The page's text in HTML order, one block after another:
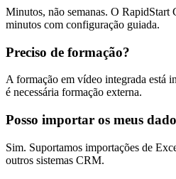
Minutos, não semanas. O RapidStart
minutos com configuração guiada.
Preciso de formação?
A formação em vídeo integrada está
é necessária formação externa.
Posso importar os meus
Sim. Suportamos importações de
outros sistemas CRM.